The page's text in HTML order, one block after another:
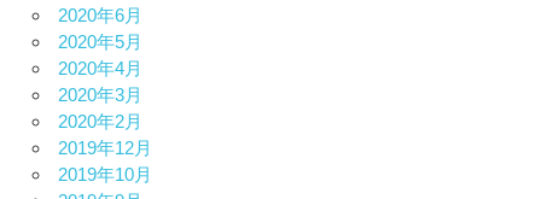
2020年6月
2020年5月
2020年4月
2020年3月
2020年2月
2019年12月
2019年10月